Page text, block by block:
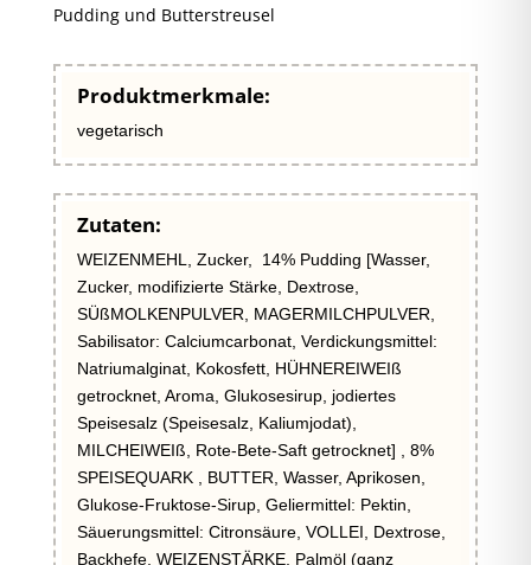
Pudding und Butterstreusel
Produktmerkmale:
vegetarisch
Zutaten:
WEIZENMEHL, Zucker, 14% Pudding [Wasser,
Zucker, modifizierte Stärke, Dextrose,
SÜßMOLKENPULVER, MAGERMILCHPULVER,
Sabilisator: Calciumcarbonat, Verdickungsmittel:
Natriumalginat, Kokosfett, HÜHNEREIWEIß
getrocknet, Aroma, Glukosesirup, jodiertes
Speisesalz (Speisesalz, Kaliumjodat),
MILCHEIWEIß, Rote-Bete-Saft getrocknet] , 8%
SPEISEQUARK , BUTTER, Wasser, Aprikosen,
Glukose-Fruktose-Sirup, Geliermittel: Pektin,
Säuerungsmittel: Citronsäure, VOLLEI, Dextrose,
Backhefe, WEIZENSTÄRKE, Palmöl (ganz